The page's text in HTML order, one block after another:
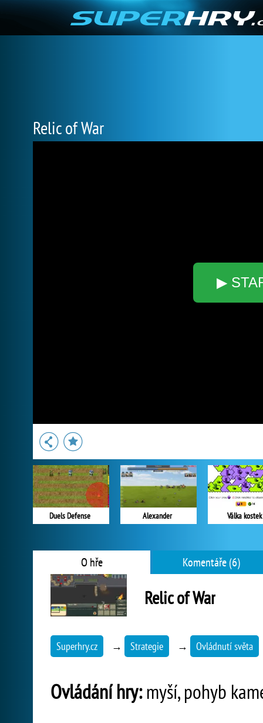
Relic of War
▶
Duels Defense Alexander Válka kostek
O hře Komentáře (6)
Relic of War
Superhry.cz → Strategie → Ovládnutí světa
Ovládání hry:myší, pohyb